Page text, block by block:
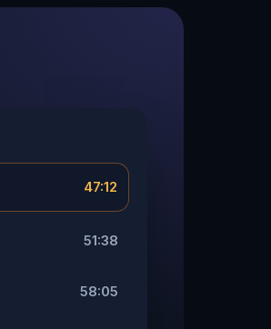
47:12
51:38
58:05